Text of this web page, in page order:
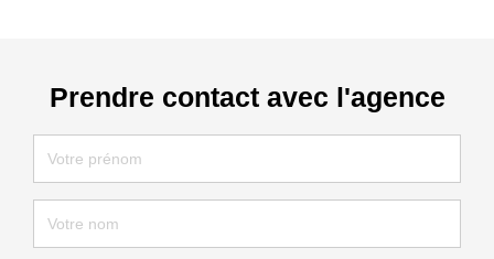
Prendre contact avec l'agence